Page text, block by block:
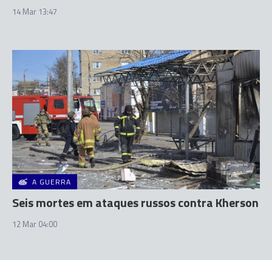
14 Mar 13:47
A GUERRA
Seis mortes em ataques russos contra Kherson
12 Mar 04:00